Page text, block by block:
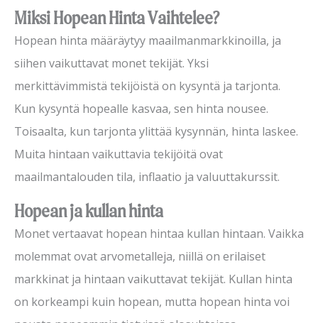
Miksi Hopean Hinta Vaihtelee?
Hopean hinta määräytyy maailmanmarkkinoilla, ja
siihen vaikuttavat monet tekijät. Yksi
merkittävimmistä tekijöistä on kysyntä ja tarjonta.
Kun kysyntä hopealle kasvaa, sen hinta nousee.
Toisaalta, kun tarjonta ylittää kysynnän, hinta laskee.
Muita hintaan vaikuttavia tekijöitä ovat
maailmantalouden tila, inflaatio ja valuuttakurssit.
Hopean ja kullan hinta
Monet vertaavat hopean hintaa kullan hintaan. Vaikka
molemmat ovat arvometalleja, niillä on erilaiset
markkinat ja hintaan vaikuttavat tekijät. Kullan hinta
on korkeampi kuin hopean, mutta hopean hinta voi